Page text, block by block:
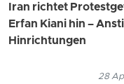
Iran richtet
Erfan Kiani hin –
Hinrichtungen
28